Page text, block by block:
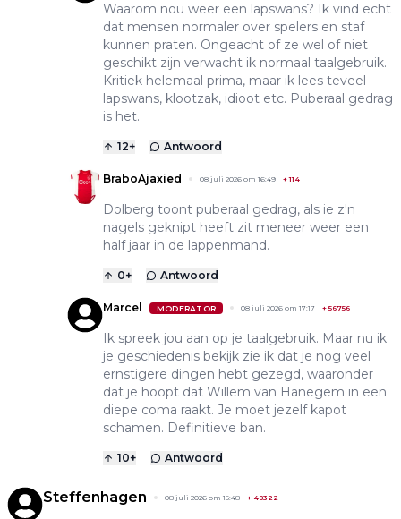
Waarom nou weer een lapswans? Ik vind echt
dat mensen normaler over spelers en staf
kunnen praten. Ongeacht of ze wel of niet
geschikt zijn verwacht ik normaal taalgebruik.
Kritiek helemaal prima, maar ik lees teveel
lapswans, klootzak, idioot etc. Puberaal gedrag
is het.
12+ Antwoord
BraboAjaxied 08 juli 2026 om 16:49 +114
Dolberg toont puberaal gedrag, als ie z'n
nagels geknipt heeft zit meneer weer een
half jaar in de lappenmand.
0+ Antwoord
Marcel MODERATOR 08 juli 2026 om 17:17 +56756
Ik spreek jou aan op je taalgebruik. Maar nu ik
je geschiedenis bekijk zie ik dat je nog veel
ernstigere dingen hebt gezegd, waaronder
dat je hoopt dat Willem van Hanegem in een
diepe coma raakt. Je moet jezelf kapot
schamen. Definitieve ban.
10+ Antwoord
Steffenhagen 08 juli 2026 om 15:48 + 48322